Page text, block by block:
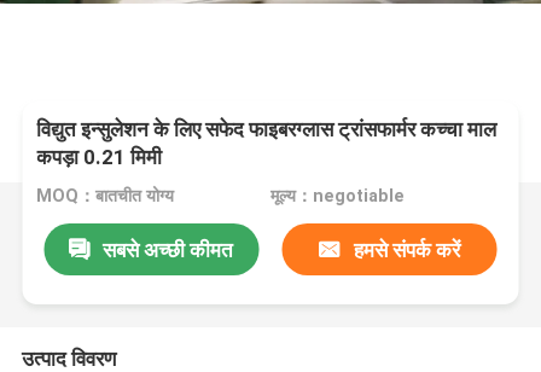
विद्युत इन्सुलेशन के लिए सफेद फाइबरग्लास ट्रांसफार्मर कच्चा माल
कपड़ा 0.21 मिमी
MOQ：बातचीत योग्य मूल्य：negotiable
सबसे अच्छी कीमत हमसे संपर्क करें
उत्पाद विवरण